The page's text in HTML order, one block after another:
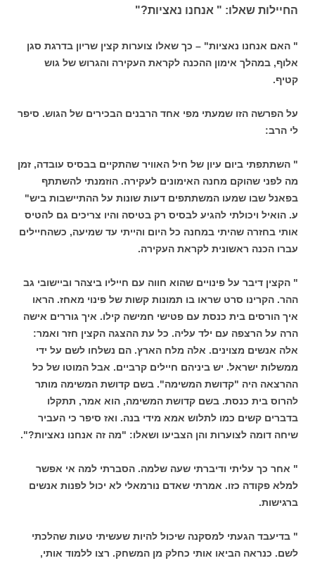
החיילות שאלו: " אנחנו נאציות?"
" האם אנחנו נאציות" – כך שאלו צוערות קצין שריון בדרגת סגן
אלוף, במהלך אימון ההכנה לקראת העקירה והגרוש של גוש
קטיף.
על הפרשה הזו שמעתי מפי אחד הרבנים הבכירים של הגוש. סיפר
לי הרב:
" השתתפתי ביום עיון של חיל האוויר שהתקיים בבסיס עובדה, זמן
מה לפני שהוקם מחנה האימונים לעקירה. הוזמנתי להשתתף
בפאנל שבו שמעו המשתתפים דעות שונות על ההתיישבות ביש"
ע. הואיל ויכולתי להגיע לבסיס רק בטיסה והיו צריכים גם להטיס
אותי בחזרה שהיתי במחנה כל היום והייתי עד שמיעה, כשהחיילים
עברו הכנה ראשונית לקראת העקירה.
" הקצין דיבר על פינויים שהוא חווה עם חייליו ביצהר וביישובי גב
ההר. הקרינו סרט שראו בו תמונות קשות של פינוי מאחז. הראו
איך הורסים בית כנסת עם פטישי חמישה קילו. איך גוררים אישה
הרה על הרצפה עם ילד עליה. כל עת ההצגה הקצין חזר ואמר:
אלה אנשים מצוינים. אלה מלח הארץ. הם נשלחו לשם על ידי
ממשלות ישראל. יש ביניהם חיילים קרביים. אבל המוטו של כל
ההרצאה היה "קדושת המשימה". בשם קדושת המשימה מותר
להרוס בית כנסת. בשם קדושת המשימה, הוא אמר, תתקלו
בדברים קשים כמו לתלוש אמא מידי בנה. ואז סיפר כי העביר
שיחה דומה לצוערות והן הצביעו ושאלו: "מה זה אנחנו נאציות?".
" אחר כך עליתי ודיברתי שעה שלמה. הסברתי למה אי אפשר
למלא פקודה כזו. אמרתי שאדם נורמאלי לא יכול לפנות אנשים
ברגישות.
" בדיעבד הגעתי למסקנה שיכול להיות שעשיתי טעות שהלכתי
לשם. כנראה הביאו אותי כחלק מן המשחק. רצו ללמוד אותי,